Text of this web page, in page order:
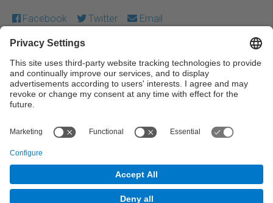
Facebook Twitter Email
Except where otherwise noted, content on this work is
licensed under a Creative Commons license:Attribution-
NonCommercial-NoDerivs 3.0 Spain